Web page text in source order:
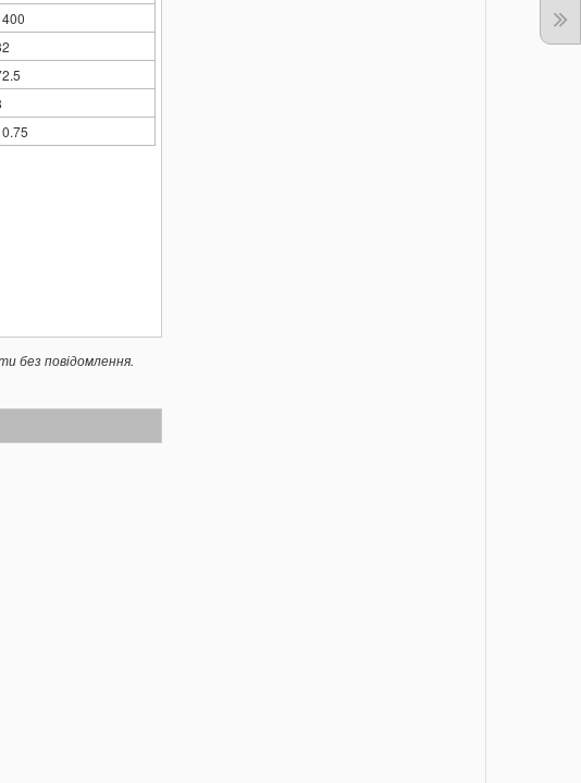
без повідомлення.